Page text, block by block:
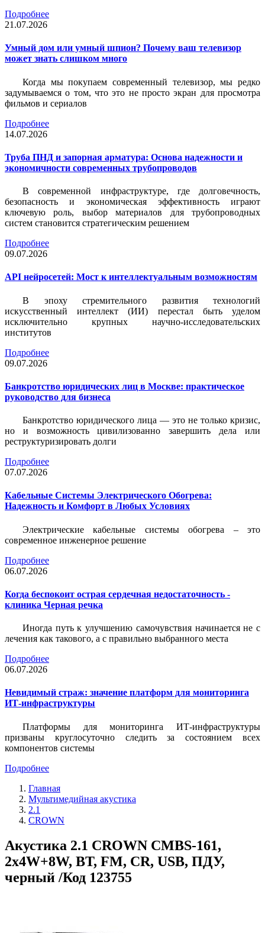
Подробнее
21.07.2026
Умный дом или умный шпион? Почему ваш телевизор
может знать слишком много
Когда мы покупаем современный телевизор, мы редко
задумываемся о том, что это не просто экран для просмотра
фильмов и сериалов
Подробнее
14.07.2026
Труба ПНД и запорная арматура: Основа надежности и
экономичности современных трубопроводов
В современной инфраструктуре, где долговечность,
безопасность и экономическая эффективность играют
ключевую роль, выбор материалов для трубопроводных
систем становится стратегическим решением
Подробнее
09.07.2026
API нейросетей: Мост к интеллектуальным возможностям
В эпоху стремительного развития технологий
искусственный интеллект (ИИ) перестал быть уделом
исключительно крупных научно-исследовательских
институтов
Подробнее
09.07.2026
Банкротство юридических лиц в Москве: практическое
руководство для бизнеса
Банкротство юридического лица — это не только кризис,
но и возможность цивилизованно завершить дела или
реструктуризировать долги
Подробнее
07.07.2026
Кабельные Системы Электрического Обогрева:
Надежность и Комфорт в Любых Условиях
Электрические кабельные системы обогрева – это
современное инженерное решение
Подробнее
06.07.2026
Когда беспокоит острая сердечная недостаточность -
клиника Черная речка
Иногда путь к улучшению самочувствия начинается не с
лечения как такового, а с правильно выбранного места
Подробнее
06.07.2026
Невидимый страж: значение платформ для мониторинга
ИТ-инфраструктуры
Платформы для мониторинга ИТ-инфраструктуры
призваны круглосуточно следить за состоянием всех
компонентов системы
Подробнее
Главная
Мультимедийная акустика
2.1
CROWN
Акустика 2.1 CROWN CMBS-161,
2x4W+8W, BT, FM, CR, USB, ПДУ,
черный /Код 123755